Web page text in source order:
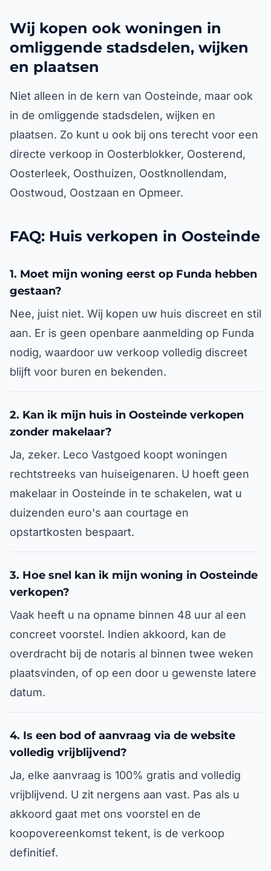
Wij kopen ook woningen in
omliggende stadsdelen, wijken
en plaatsen
Niet alleen in de kern van Oosteinde, maar ook
in de omliggende stadsdelen, wijken en
plaatsen. Zo kunt u ook bij ons terecht voor een
directe verkoop in Oosterblokker, Oosterend,
Oosterleek, Oosthuizen, Oostknollendam,
Oostwoud, Oostzaan en Opmeer.
FAQ: Huis verkopen in Oosteinde
1. Moet mijn woning eerst op Funda hebben
gestaan?
Nee, juist niet. Wij kopen uw huis discreet en stil
aan. Er is geen openbare aanmelding op Funda
nodig, waardoor uw verkoop volledig discreet
blijft voor buren en bekenden.
2. Kan ik mijn huis in Oosteinde verkopen
zonder makelaar?
Ja, zeker. Leco Vastgoed koopt woningen
rechtstreeks van huiseigenaren. U hoeft geen
makelaar in Oosteinde in te schakelen, wat u
duizenden euro's aan courtage en
opstartkosten bespaart.
3. Hoe snel kan ik mijn woning in Oosteinde
verkopen?
Vaak heeft u na opname binnen 48 uur al een
concreet voorstel. Indien akkoord, kan de
overdracht bij de notaris al binnen twee weken
plaatsvinden, of op een door u gewenste latere
datum.
4. Is een bod of aanvraag via de website
volledig vrijblijvend?
Ja, elke aanvraag is 100% gratis and volledig
vrijblijvend. U zit nergens aan vast. Pas als u
akkoord gaat met ons voorstel en de
koopovereenkomst tekent, is de verkoop
definitief.